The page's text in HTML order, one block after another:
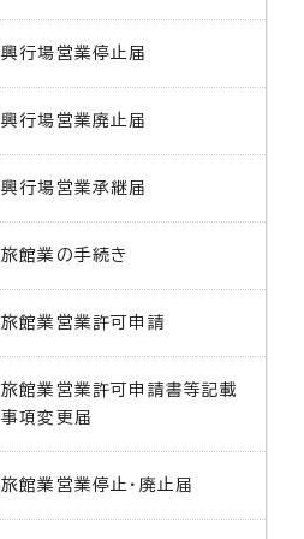
興行場営業停止届
興行場営業廃止届
興行場営業承継届
旅館業の手続き
旅館業営業許可申請
旅館業営業許可申請書等記載
事項変更届
旅館業営業停止・廃止届